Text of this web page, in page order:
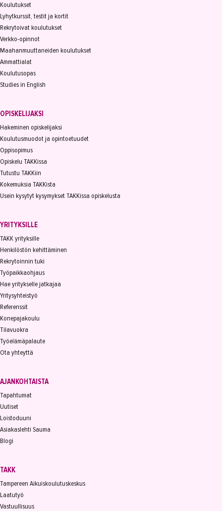
Koulutukset
Lyhytkurssit, testit ja kortit
Rekrytoivat koulutukset
Verkko-opinnot
Maahanmuuttaneiden koulutukset
Ammattialat
Koulutusopas
Studies in English
OPISKELIJAKSI
Hakeminen opiskelijaksi
Koulutusmuodot ja opintoetuudet
Oppisopimus
Opiskelu TAKKissa
Tutustu TAKKiin
Kokemuksia TAKKista
Usein kysytyt kysymykset TAKKissa opiskelusta
YRITYKSILLE
TAKK yrityksille
Henkilöstön kehittäminen
Rekrytoinnin tuki
Työpaikkaohjaus
Hae yritykselle jatkajaa
Yritysyhteistyö
Referenssit
Konepajakoulu
Tilavuokra
Työelämäpalaute
Ota yhteyttä
AJANKOHTAISTA
Tapahtumat
Uutiset
Loistoduuni
Asiakaslehti Sauma
Blogi
TAKK
Tampereen Aikuiskoulutuskeskus
Laatutyö
Vastuullisuus